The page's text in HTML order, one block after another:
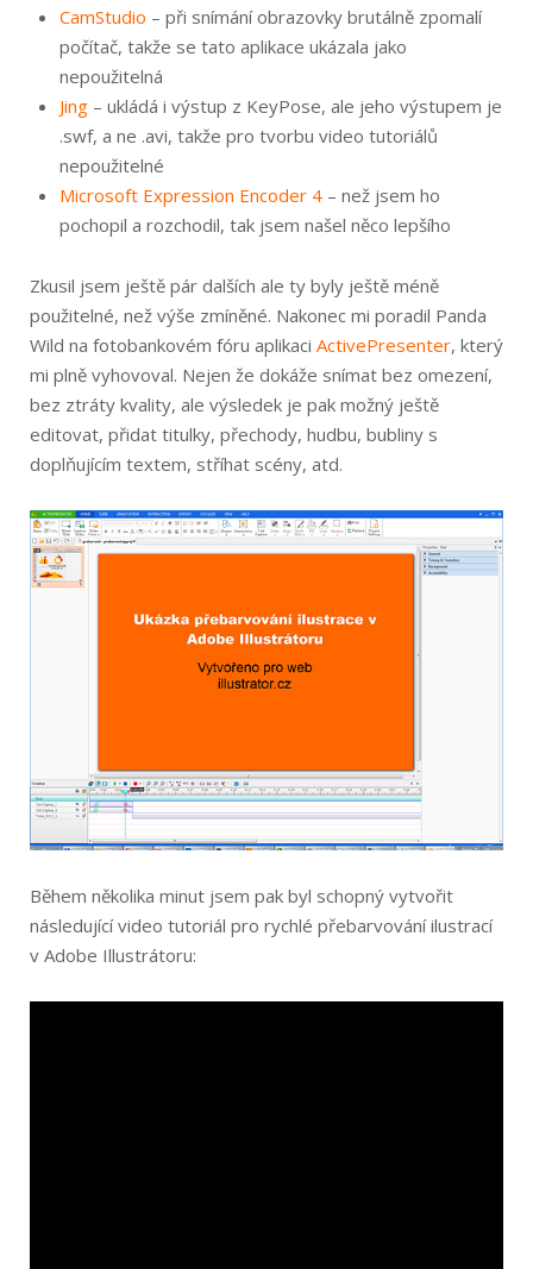
CamStudio – při snímání obrazovky brutálně zpomalí
počítač, takže se tato aplikace ukázala jako
nepoužitelná
Jing – ukládá i výstup z KeyPose, ale jeho výstupem je
.swf, a ne .avi, takže pro tvorbu video tutoriálů
nepoužitelné
Microsoft Expression Encoder 4 – než jsem ho
pochopil a rozchodil, tak jsem našel něco lepšího
Zkusil jsem ještě pár dalších ale ty byly ještě méně
použitelné, než výše zmíněné. Nakonec mi poradil Panda
Wild na fotobankovém fóru aplikaci ActivePresenter, který
mi plně vyhovoval. Nejen že dokáže snímat bez omezení,
bez ztráty kvality, ale výsledek je pak možný ještě
editovat, přidat titulky, přechody, hudbu, bubliny s
doplňujícím textem, stříhat scény, atd.
Během několika minut jsem pak byl schopný vytvořit
následující video tutoriál pro rychlé přebarvování ilustrací
v Adobe Illustrátoru: